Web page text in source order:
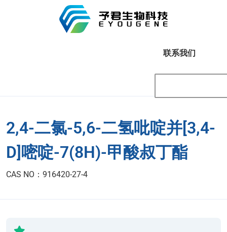
联系我们
2,4-二氯-5,6-二氢吡啶并[3,4-
D]嘧啶-7(8H)-甲酸叔丁酯
CAS NO：916420-27-4